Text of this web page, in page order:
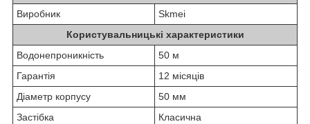
Виробник
Skmei
Користувальницькі характеристики
Водонепроникність
50 м
Гарантія
12 місяців
Діаметр корпусу
50 мм
Застібка
Класична